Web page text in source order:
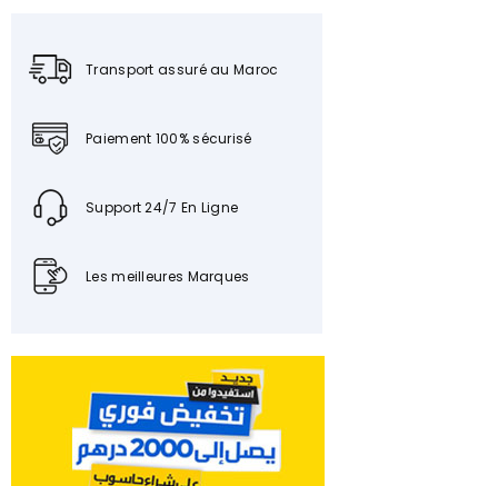
Transport assuré au Maroc
Paiement 100% sécurisé
Support 24/7 En Ligne
Les meilleures Marques